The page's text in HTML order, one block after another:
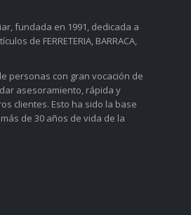
fundada en 1991, dedicada a
de FERRETERIA, BARRACA,
personas con gran vocación de
asesoramiento, rápida y
clientes. Esto ha sido la base
de 30 años de vida de la